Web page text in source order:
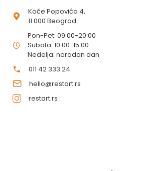
Koče Popovića 4,
11 000 Beograd
Pon-Pet: 09:00-20:00
Subota: 10:00-15:00
Nedelja: neradan dan
011 42 333 24
hello@restart.rs
restart.rs